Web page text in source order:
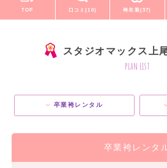
TOP 口コミ(10) 袴衣装(37)
スタジオマックス上
plan list
卒業袴レンタル
卒業袴レンタ